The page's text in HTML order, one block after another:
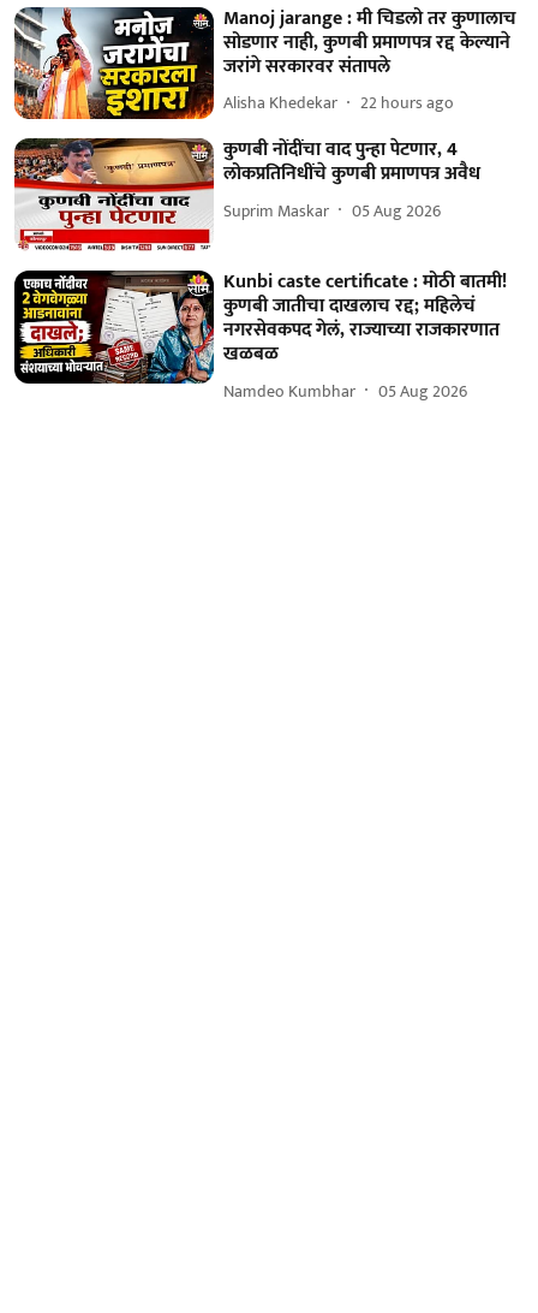
Manoj jarange : मी चिडलो तर कुणालाच
सोडणार नाही, कुणबी प्रमाणपत्र रद्द केल्याने
जरांगे सरकारवर संतापले
Alisha Khedekar 22 hours ago
कुणबी नोंदींचा वाद पुन्हा पेटणार, 4
लोकप्रतिनिधींचे कुणबी प्रमाणपत्र अवैध
Suprim Maskar 05 Aug 2026
Kunbi caste certificate : मोठी बातमी!
कुणबी जातीचा दाखलाच रद्द; महिलेचं
नगरसेवकपद गेलं, राज्याच्या राजकारणात
खळबळ
Namdeo Kumbhar 05 Aug 2026